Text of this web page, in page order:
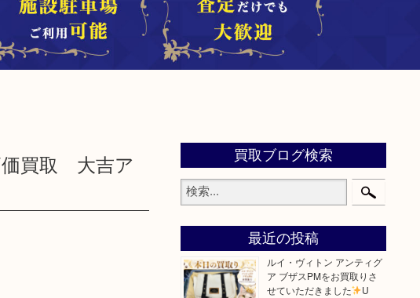
買取 大吉ア
買取ブログ検索
最近の投稿
ルイ・ヴィトン アンティグ
ア ブザスPMをお買取りさ
せていただきました
U